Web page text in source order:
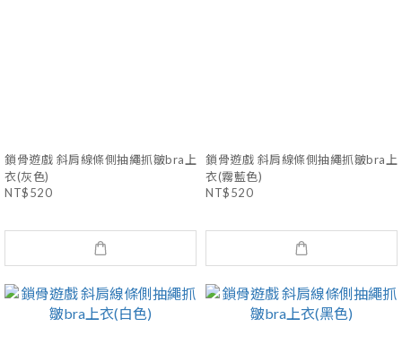
鎖骨遊戲 斜肩線條側抽繩抓皺bra上
衣(灰色)
NT$520
鎖骨遊戲 斜肩線條側抽繩抓皺bra上
衣(霧藍色)
NT$520